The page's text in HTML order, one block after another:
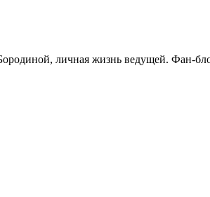
личная жизнь ведущей. Фан-